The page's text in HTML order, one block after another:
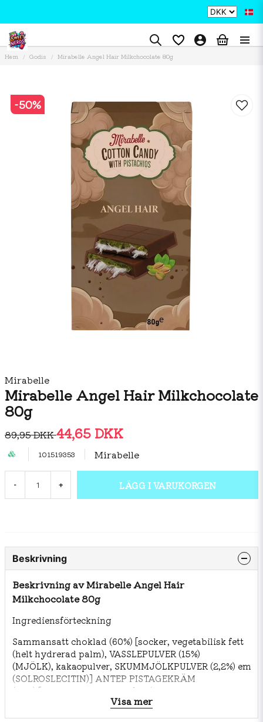
Hem Godis Mirabelle Angel Hair Milkchocolate 80g
-50%
Mirabelle
Mirabelle Angel Hair Milkchocolate
80g
89,95 DKK44,65 DKK
101519353 Mirabelle
- + LÄGG I VARUKORGEN
Beskrivning
Beskrivning av Mirabelle Angel Hair
Milkchocolate 80g
Ingrediensförteckning
Sammansatt choklad (60%) [socker, vegetabilisk fett
(helt hydrerad palm), VASSLEPULVER (15%)
(MJÖLK), kakaopulver, SKUMMJÖLKPULVER (2,2%)
(SOLROSLECITIN)] ANTEP PISTAGEKRÄM
(20%) [socker, vegetabilisk fett (bomull, solrosolja,
helt hydrerad palm), ANTEP PISTAGEPASTA (30%),
HELMJÖLKSPULVER, SKUMMJÖLKSPULVER,
Visa mer